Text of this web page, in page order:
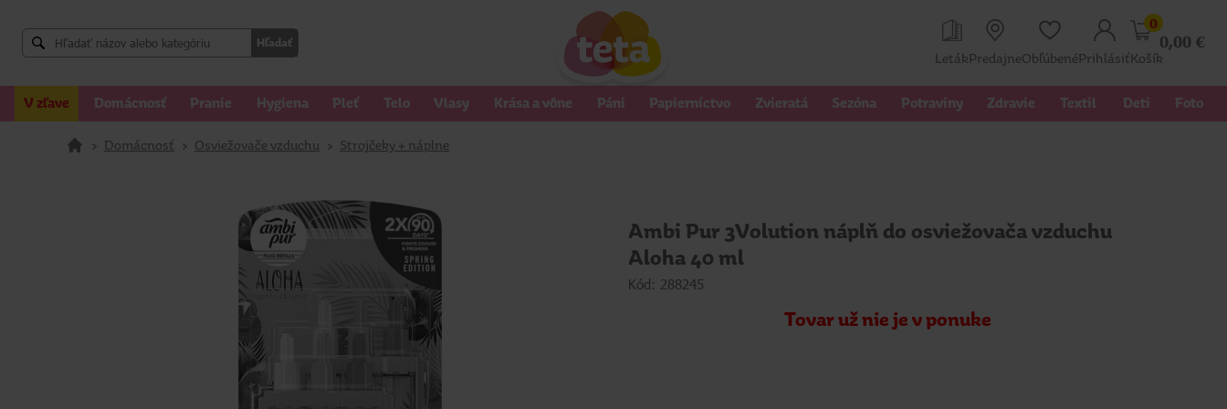
Hľadať
LetákPredajneObľúbenéPrihlásiť
0
0,00 €
Košík
V zľave Domácnosť Pranie Hygiena Pleť Telo Vlasy Krása a vône Páni Papierníctvo Zvieratá Sezóna Potraviny Zdravie Textil Deti Foto
> Domácnosť > Osviežovače vzduchu > Strojčeky + náplne
Ambi Pur 3Volution náplň do osviežovača vzduchu
Aloha 40 ml
Kód: 288245
Tovar už nie je v ponuke